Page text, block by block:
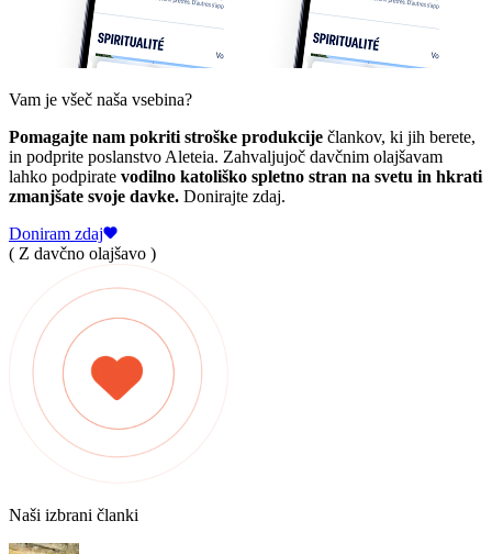
Vam je všeč naša vsebina?
Pomagajte nam pokriti stroške produkcije člankov, ki jih berete,
in podprite poslanstvo Aleteia. Zahvaljujoč davčnim olajšavam
lahko podpirate vodilno katoliško spletno stran na svetu in hkrati
zmanjšate svoje davke. Donirajte zdaj.
Doniram zdaj
( Z davčno olajšavo )
Naši izbrani članki